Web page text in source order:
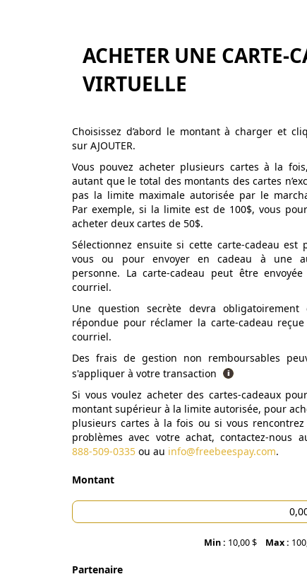
ACHETER UNE CARTE-
VIRTUELLE
Choisissez d’abord le montant à charger et
sur AJOUTER.
Vous pouvez acheter plusieurs cartes à la
autant que le total des montants des cartes
pas la limite maximale autorisée par le
Par exemple, si la limite est de 100$, vous
acheter deux cartes de 50$.
Sélectionnez ensuite si cette carte-cadeau est
vous ou pour envoyer en cadeau à une
personne. La carte-cadeau peut être
courriel.
Une question secrète devra obligatoirement
répondue pour réclamer la carte-cadeau
courriel.
Des frais de gestion non remboursables
s'appliquer à votre transaction
Si vous voulez acheter des cartes-cadeaux
montant supérieur à la limite autorisée, pour
plusieurs cartes à la fois ou si vous rencontrez
problèmes avec votre achat, contactez-nous
888-509-0335 ou au info@freebeespay.com.
Montant
Min : 10,00 $ Max :
Partenaire